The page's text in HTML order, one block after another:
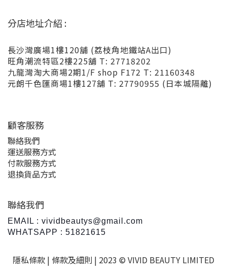
分店地址介紹 :
長沙灣廣場1樓120舖 (荔枝角地鐵站A出口)
旺角潮流特區2樓225舖 T: 27718202
九龍灣淘大商場2期1/F shop F172 T: 21160348
元朗千色匯商場1樓127舖 T: 27790955 (日本城隔離)
顧客服務
聯絡我們
運送服務方式
付款服務方式
退換貨品方式
聯絡我們
EMAIL : vividbeautys@gmail.com
WHATSAPP : 51821615
隱私條款 | 條款及細則 | 2023 © VIVID BEAUTY LIMITED